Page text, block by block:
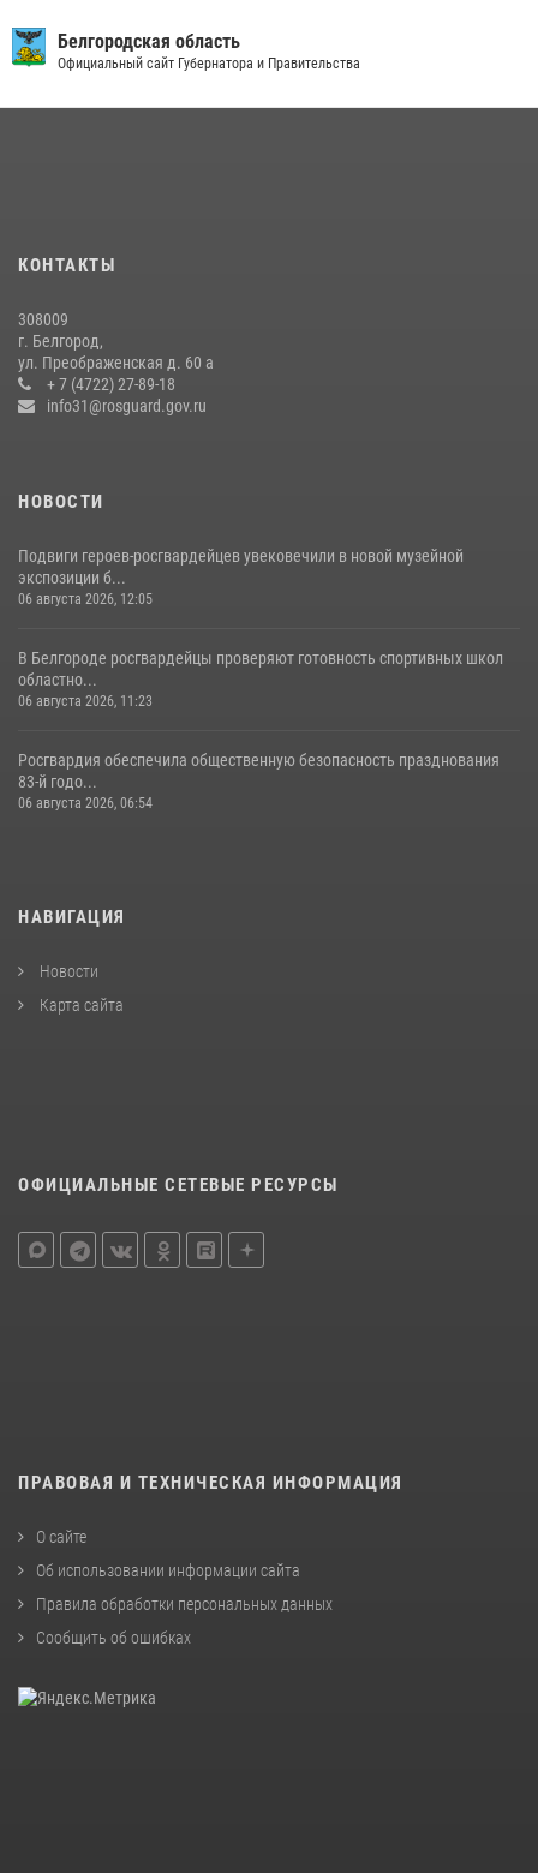
подготовке спецподразделения в эфире радио «России - Белгород»
22 июля 2026, 14:36
боксу
Росгвардейцы провели урок безопасности для воспитанников
Старооскольского военно-патриотического клуба
10 июля 2026, 06:30
Белгородская область
Официальный сайт Губернатора и Правительства
КОНТАКТЫ
308009
г. Белгород,
ул. Преображенская д. 60 а
+ 7 (4722) 27-89-18
info31@rosguard.gov.ru
НОВОСТИ
Подвиги героев‑росгвардейцев увековечили в новой музейной
экспозиции б...
06 августа 2026, 12:05
В Белгороде росгвардейцы проверяют готовность спортивных школ
областно...
06 августа 2026, 11:23
Росгвардия обеспечила общественную безопасность празднования
83-й годо...
06 августа 2026, 06:54
НАВИГАЦИЯ
Новости
Карта сайта
ОФИЦИАЛЬНЫЕ СЕТЕВЫЕ РЕСУРСЫ
ПРАВОВАЯ И ТЕХНИЧЕСКАЯ ИНФОРМАЦИЯ
О сайте
Об использовании информации сайта
Правила обработки персональных данных
Сообщить об ошибках